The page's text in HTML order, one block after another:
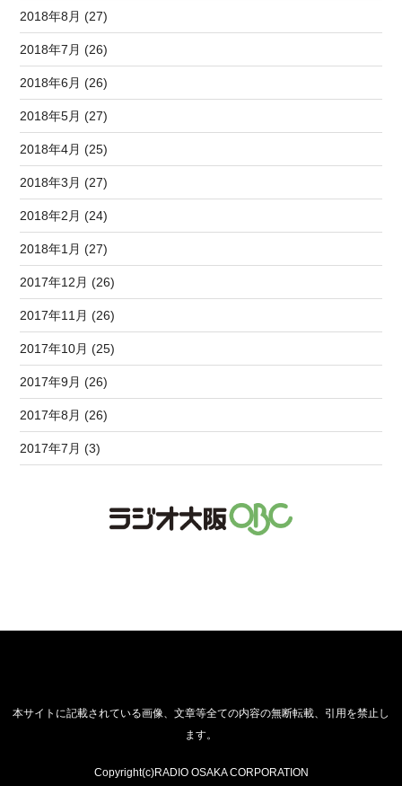
2018年8月 (27)
2018年7月 (26)
2018年6月 (26)
2018年5月 (27)
2018年4月 (25)
2018年3月 (27)
2018年2月 (24)
2018年1月 (27)
2017年12月 (26)
2017年11月 (26)
2017年10月 (25)
2017年9月 (26)
2017年8月 (26)
2017年7月 (3)
本サイトに記載されている画像、文章等全ての内容の無断転載、引用を禁止し
ます。
Copyright(c)RADIO OSAKA CORPORATION